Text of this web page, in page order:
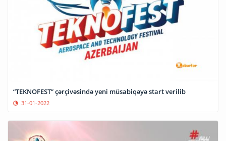
“TEKNOFEST” çərçivəsində yeni müsabiqəyə start verilib
31-01-2022